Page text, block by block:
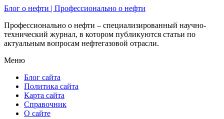
Блог о нефти | Профессионально о нефти
Профессионально о нефти – специализированный научно-
технический журнал, в котором публикуются статьи по
актуальным вопросам нефтегазовой отрасли.
Меню
Блог сайта
Политика сайта
Карта сайта
Справочник
О сайте